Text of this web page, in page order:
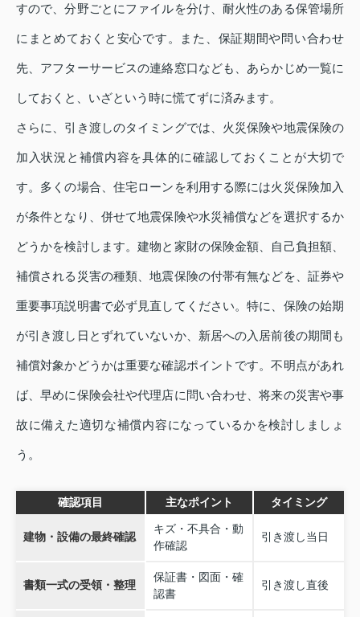
すので、分野ごとにファイルを分け、耐火性のある保管場所
にまとめておくと安心です。また、保証期間や問い合わせ
先、アフターサービスの連絡窓口なども、あらかじめ一覧に
しておくと、いざという時に慌てずに済みます。
さらに、引き渡しのタイミングでは、火災保険や地震保険の
加入状況と補償内容を具体的に確認しておくことが大切で
す。多くの場合、住宅ローンを利用する際には火災保険加入
が条件となり、併せて地震保険や水災補償などを選択するか
どうかを検討します。建物と家財の保険金額、自己負担額、
補償される災害の種類、地震保険の付帯有無などを、証券や
重要事項説明書で必ず見直してください。特に、保険の始期
が引き渡し日とずれていないか、新居への入居前後の期間も
補償対象かどうかは重要な確認ポイントです。不明点があれ
ば、早めに保険会社や代理店に問い合わせ、将来の災害や事
故に備えた適切な補償内容になっているかを検討しましょ
う。
確認項目 主なポイント タイミング
建物・設備の最終確認
キズ・不具合・動
作確認
引き渡し当日
書類一式の受領・整理
保証書・図面・確
認書
引き渡し直後